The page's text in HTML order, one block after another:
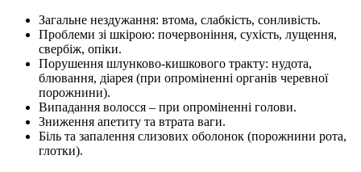
Загальне нездужання: втома, слабкість, сонливість.
Проблеми зі шкірою: почервоніння, сухість, лущення,
свербіж, опіки.
Порушення шлунково-кишкового тракту: нудота,
блювання, діарея (при опроміненні органів черевної
порожнини).
Випадання волосся – при опроміненні голови.
Зниження апетиту та втрата ваги.
Біль та запалення слизових оболонок (порожнини рота,
глотки).